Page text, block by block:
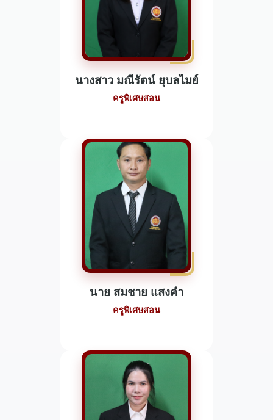
นางสาว มณีรัตน์ ยุบลไมย์
ครูพิเศษสอน
นาย สมชาย แสงคำ
ครูพิเศษสอน